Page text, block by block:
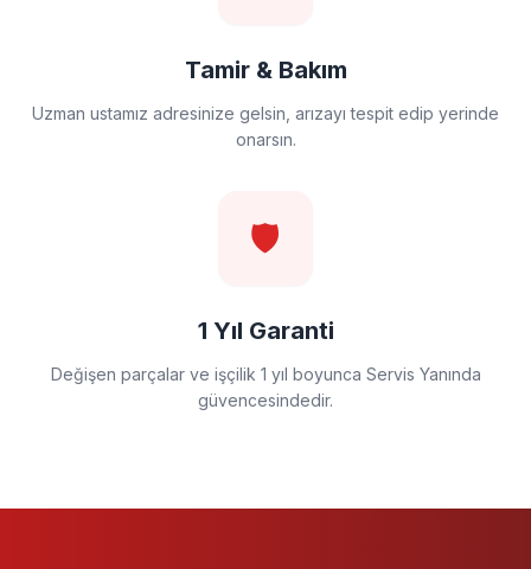
Tamir & Bakım
Uzman ustamız adresinize gelsin, arızayı tespit edip yerinde
onarsın.
🛡️
1 Yıl Garanti
Değişen parçalar ve işçilik 1 yıl boyunca Servis Yanında
güvencesindedir.